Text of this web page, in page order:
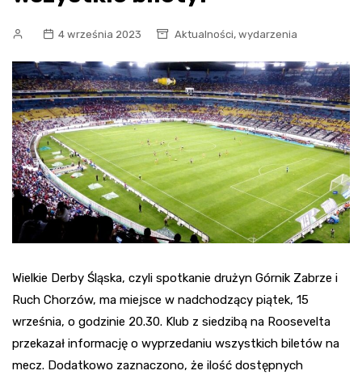
4 września 2023 Aktualności, wydarzenia
Wielkie Derby Śląska, czyli spotkanie drużyn Górnik Zabrze i
Ruch Chorzów, ma miejsce w nadchodzący piątek, 15
września, o godzinie 20.30. Klub z siedzibą na Roosevelta
przekazał informację o wyprzedaniu wszystkich biletów na
mecz. Dodatkowo zaznaczono, że ilość dostępnych